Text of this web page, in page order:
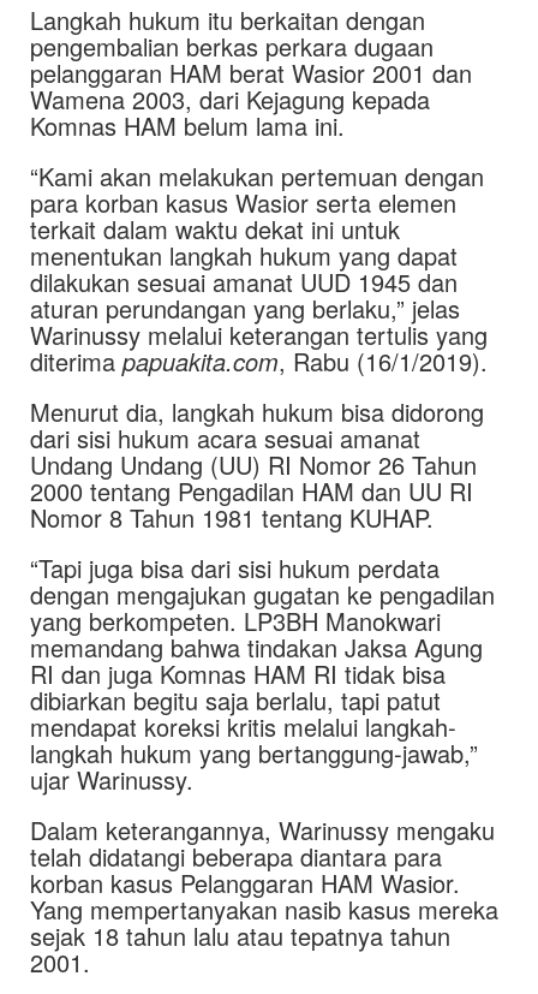
Langkah hukum itu berkaitan dengan
pengembalian berkas perkara dugaan
pelanggaran HAM berat Wasior 2001 dan
Wamena 2003, dari Kejagung kepada
Komnas HAM belum lama ini.
“Kami akan melakukan pertemuan dengan
para korban kasus Wasior serta elemen
terkait dalam waktu dekat ini untuk
menentukan langkah hukum yang dapat
dilakukan sesuai amanat UUD 1945 dan
aturan perundangan yang berlaku,” jelas
Warinussy melalui keterangan tertulis yang
diterima papuakita.com, Rabu (16/1/2019).
Menurut dia, langkah hukum bisa didorong
dari sisi hukum acara sesuai amanat
Undang Undang (UU) RI Nomor 26 Tahun
2000 tentang Pengadilan HAM dan UU RI
Nomor 8 Tahun 1981 tentang KUHAP.
“Tapi juga bisa dari sisi hukum perdata
dengan mengajukan gugatan ke pengadilan
yang berkompeten. LP3BH Manokwari
memandang bahwa tindakan Jaksa Agung
RI dan juga Komnas HAM RI tidak bisa
dibiarkan begitu saja berlalu, tapi patut
mendapat koreksi kritis melalui langkah-
langkah hukum yang bertanggung-jawab,”
ujar Warinussy.
Dalam keterangannya, Warinussy mengaku
telah didatangi beberapa diantara para
korban kasus Pelanggaran HAM Wasior.
Yang mempertanyakan nasib kasus mereka
sejak 18 tahun lalu atau tepatnya tahun
2001.